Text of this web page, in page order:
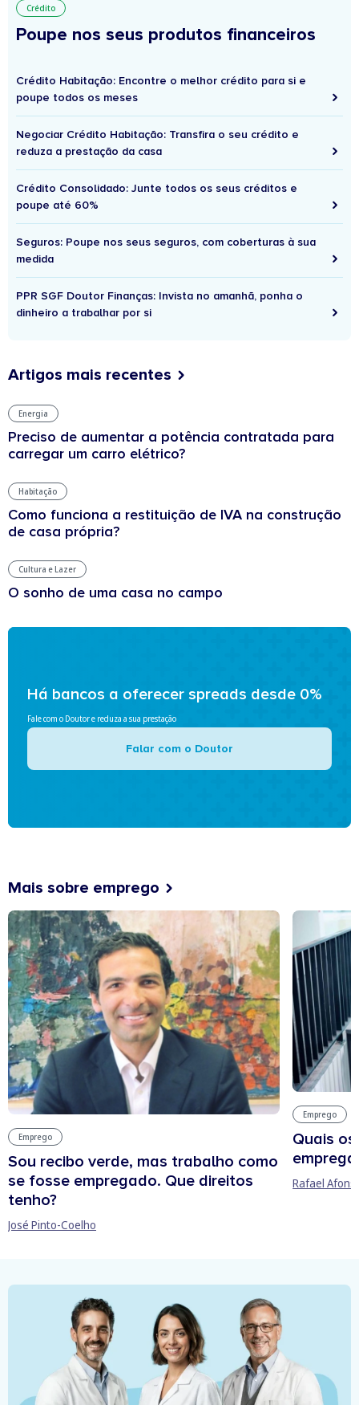
Crédito
Poupe nos seus produtos financeiros
Crédito Habitação: Encontre o melhor crédito para si e
poupe todos os meses
Negociar Crédito Habitação: Transfira o seu crédito e
reduza a prestação da casa
Crédito Consolidado: Junte todos os seus créditos e
poupe até 60%
Seguros: Poupe nos seus seguros, com coberturas à sua
medida
PPR SGF Doutor Finanças: Invista no amanhã, ponha o
dinheiro a trabalhar por si
Artigos mais recentes
Energia
Preciso de aumentar a potência contratada para
carregar um carro elétrico?
Habitação
Como funciona a restituição de IVA na construção
de casa própria?
Cultura e Lazer
O sonho de uma casa no campo
Há bancos a oferecer spreads desde 0%
Fale com o Doutor e reduza a sua prestação
Falar com o Doutor
Mais sobre emprego
Emprego
Sou recibo verde, mas trabalho como
se fosse empregado. Que direitos
tenho?
José Pinto-Coelho
Emprego
Quais
Rafael